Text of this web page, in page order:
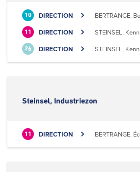
10 DIRECTION BERTRANGE,
11 DIRECTION STEINSEL,
26 DIRECTION STEINSEL,
Steinsel, Industriezon
11 DIRECTION BERTRANGE,